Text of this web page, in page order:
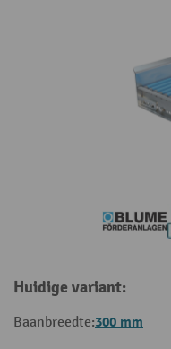
Huidige variant:
Baanbreedte:300 mm